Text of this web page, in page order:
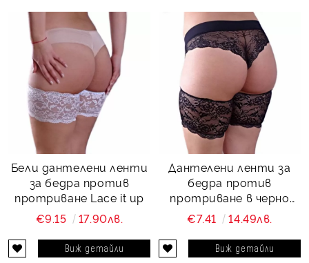
Бели дантелени ленти
за бедра против
протриване Lace it up
€9.15
17.90лв.
Виж детайли
Дантелени ленти за
бедра против
протриване в черно
Lace it up
€7.41 14.49лв.
Виж детайли